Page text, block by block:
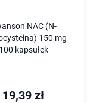
NAC (N-
150 mg -
100 kapsułek
19,39 zł